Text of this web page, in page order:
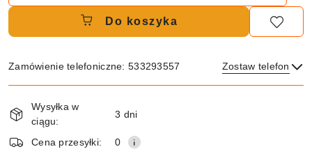
Do koszyka
Zamówienie telefoniczne: 533293557 Zostaw telefon
i
dostawa
Wysyłka w
ciągu:
3 dni
Cena przesyłki: 0